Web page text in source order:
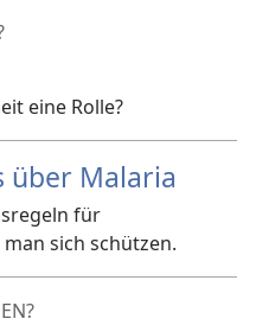
eine Rolle?
über Malaria
für
sich schützen.